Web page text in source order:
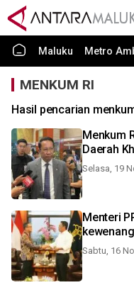
Maluku Metro
MENKUM RI
Hasil pencarian
Menkum RI tegaskan ibu kota
Daerah
Selasa, 19
Menteri PPMI koordinasi
Sabtu, 16